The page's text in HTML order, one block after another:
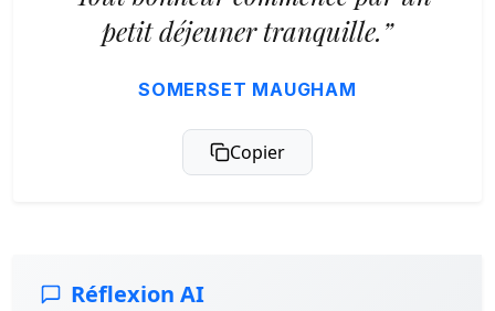
petit déjeuner tranquille.”
SOMERSET MAUGHAM
Copier
Réflexion AI